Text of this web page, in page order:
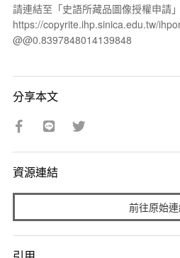
請連結至「史語所藏品圖像授權申請
https://copyrite.ihp.sinica.edu.tw/
@@0.8397848014139848
分享本文
資源連結
前往原始